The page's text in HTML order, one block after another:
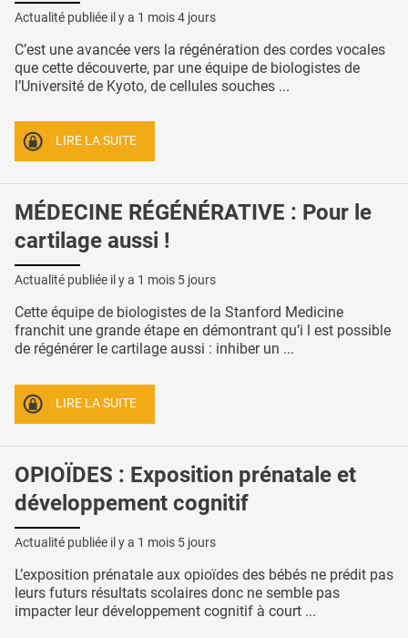
Actualité publiée il y a 1 mois 4 jours
C’est une avancée vers la régénération des cordes vocales
que cette découverte, par une équipe de biologistes de
l’Université de Kyoto, de cellules souches ...
LIRE LA SUITE
MÉDECINE RÉGÉNÉRATIVE : Pour le
cartilage aussi !
Actualité publiée il y a 1 mois 5 jours
Cette équipe de biologistes de la Stanford Medicine
franchit une grande étape en démontrant qu’i l est possible
de régénérer le cartilage aussi : inhiber un ...
LIRE LA SUITE
OPIOÏDES : Exposition prénatale et
développement cognitif
Actualité publiée il y a 1 mois 5 jours
L’exposition prénatale aux opioïdes des bébés ne prédit pas
leurs futurs résultats scolaires donc ne semble pas
impacter leur développement cognitif à court ...